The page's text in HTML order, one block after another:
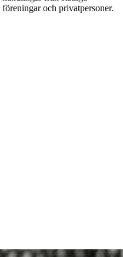
och privatpersoner.